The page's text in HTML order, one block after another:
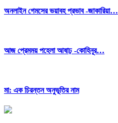
অনলাইন গেমসের ভয়াবহ প্রভাব -জাকারিয়া…
আজ প্রেমময় পহেলা আষাঢ় -কোহিনূর…
মা: এক চিরন্তন অনুভূতির নাম